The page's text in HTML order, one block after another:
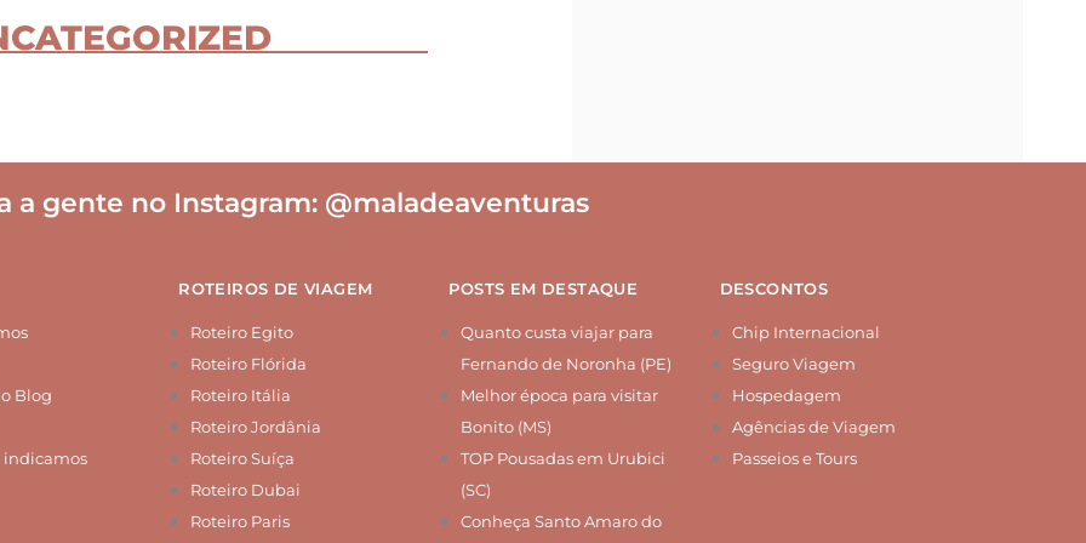
a gente no Instagram: @maladeaventuras
Blog
indicamos
ROTEIROS DE VIAGEM
Roteiro Egito
Roteiro Flórida
Roteiro Itália
Roteiro Jordânia
Roteiro Suíça
Roteiro Dubai
Roteiro Paris
POSTS EM DESTAQUE
Quanto custa viajar para
Fernando de Noronha (PE)
Melhor época para visitar
Bonito (MS)
TOP Pousadas em Urubici
(SC)
Conheça Santo Amaro do
DESCONTOS
Chip Internacional
Seguro Viagem
Hospedagem
Agências de Viagem
Passeios e Tours